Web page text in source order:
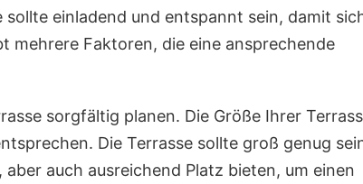
einladend und entspannt sein, damit
mehrere Faktoren, die eine ansprechende
sorgfältig planen. Die Größe Ihrer
Die Terrasse sollte groß genug
auch ausreichend Platz bieten, um einen